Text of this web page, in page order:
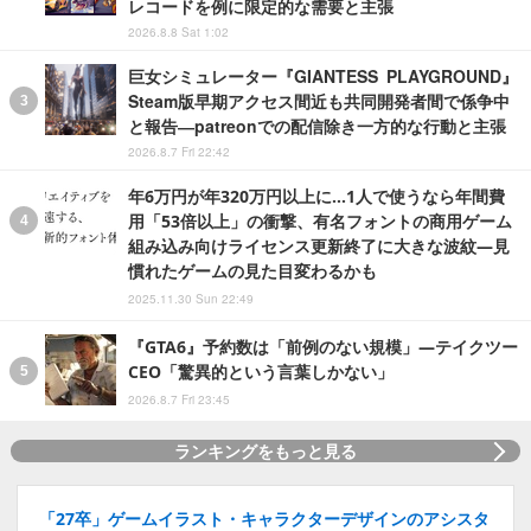
レコードを例に限定的な需要と主張
2026.8.8 Sat 1:02
巨女シミュレーター『GIANTESS PLAYGROUND』
Steam版早期アクセス間近も共同開発者間で係争中
と報告―patreonでの配信除き一方的な行動と主張
2026.8.7 Fri 22:42
年6万円が年320万円以上に…1人で使うなら年間費
用「53倍以上」の衝撃、有名フォントの商用ゲーム
組み込み向けライセンス更新終了に大きな波紋―見
慣れたゲームの見た目変わるかも
2025.11.30 Sun 22:49
『GTA6』予約数は「前例のない規模」―テイクツー
CEO「驚異的という言葉しかない」
2026.8.7 Fri 23:45
ランキングをもっと見る
「27卒」ゲームイラスト・キャラクターデザインのアシスタ